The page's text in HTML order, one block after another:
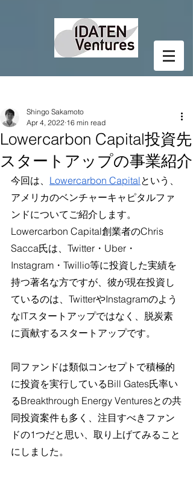
Lowercarbon Capital投資先
スタートアップの事業紹介
Shingo Sakamoto
Apr 4, 2022 16 min read
今回は、 Lowercarbon Capitalという、
アメリカのベンチャーキャピタルファ
ンドについてご紹介します。
Lowercarbon Capital創業者のChris
Sacca氏は、Twitter・Uber・
Instagram・Twillio等に投資した実績を
持つ著名な方ですが、彼が現在投資し
ているのは、TwitterやInstagramのよう
なITスタートアップではなく、脱炭素
に貢献するスタートアップです。
同ファンドは類似コンセプトで積極的
に投資を実行しているBill Gates氏率い
るBreakthrough Energy Venturesとの共
同投資案件も多く、注目すべきファン
ドの1つだと思い、取り上げてみること
にしました。